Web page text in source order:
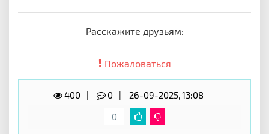
Расскажите друзьям:
Пожаловаться
400 0
26-09-2025, 13:08
0